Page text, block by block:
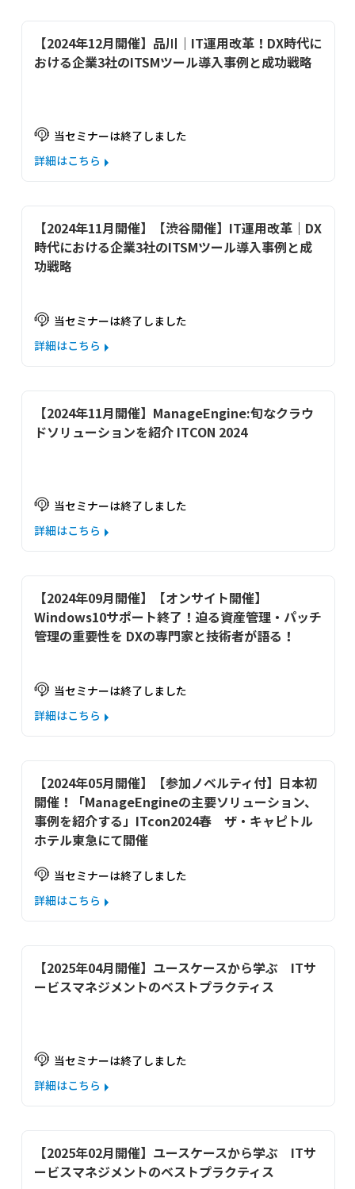
【2024年12月開催】品川｜IT運用改革！DX時代に
おける企業3社のITSMツール導入事例と成功戦略
当セミナーは終了しました
詳細はこちら
【2024年11月開催】【渋谷開催】IT運用改革｜DX
時代における企業3社のITSMツール導入事例と成
功戦略
当セミナーは終了しました
詳細はこちら
【2024年11月開催】ManageEngine:旬なクラウ
ドソリューションを紹介 ITCON 2024
当セミナーは終了しました
詳細はこちら
【2024年09月開催】【オンサイト開催】
Windows10サポート終了！迫る資産管理・パッチ
管理の重要性を DXの専門家と技術者が語る！
当セミナーは終了しました
詳細はこちら
【2024年05月開催】【参加ノベルティ付】日本初
開催！「ManageEngineの主要ソリューション、
事例を紹介する」ITcon2024春　ザ・キャピトル
ホテル東急にて開催
当セミナーは終了しました
詳細はこちら
【2025年04月開催】ユースケースから学ぶ　ITサ
ービスマネジメントのベストプラクティス
当セミナーは終了しました
詳細はこちら
【2025年02月開催】ユースケースから学ぶ　ITサ
ービスマネジメントのベストプラクティス